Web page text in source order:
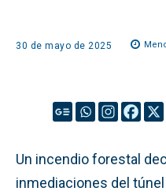
30 de mayo de 2025
Un incendio forestal
inmediaciones del